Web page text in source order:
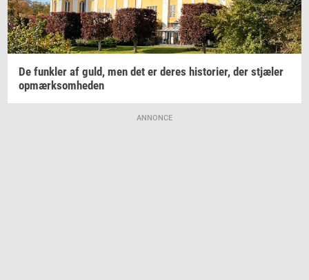
De funk­ler af guld, men det er deres hi­sto­ri­er, der stjæ­ler
op­mærk­som­he­den
ANNONCE